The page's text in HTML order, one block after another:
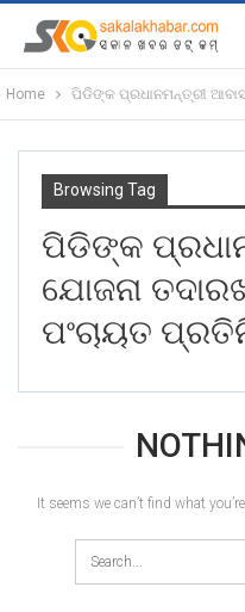
Home ପିଡିଙ୍କ ପ୍ରଧାନମନ୍ତ୍ରୀ
Browsing Tag
ପିଡିଙ୍କ
ଯୋଜନା
ପଂଚାୟତ
It seems we can’t find what